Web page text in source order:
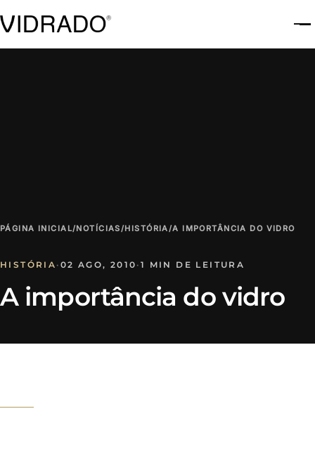
PÁGINA INICIAL/NOTÍCIAS/HISTÓRIA/A IMPORTÂNCIA DO VIDRO
HISTÓRIA · 02 AGO, 2010 · 1 MIN DE LEITURA
A importância do vidro